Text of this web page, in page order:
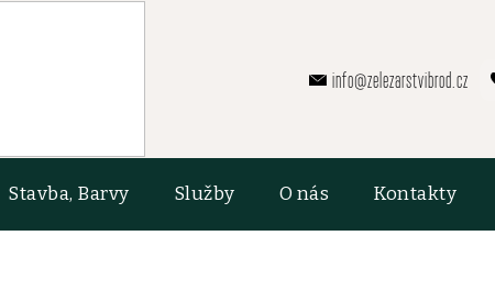
info@zelezarstvibrod.cz
Stavba, Barvy Služby O nás Kontakty